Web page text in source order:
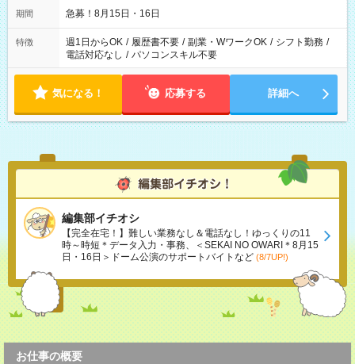
期間 急募！8月15日・16日
特徴 週1日からOK / 履歴書不要 / 副業・WワークOK / シフト勤務 /
電話対応なし / パソコンスキル不要
気になる！ 応募する 詳細へ
編集部イチオシ
【完全在宅！】難しい業務なし＆電話なし！ゆっくりの11
時～時短＊データ入力・事務、＜SEKAI NO OWARI＊8月15
日・16日＞ドーム公演のサポートバイトなど (8/7UP!)
お仕事の概要